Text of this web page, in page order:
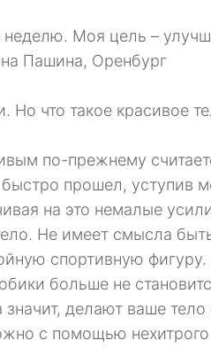
Моя цель –
Пашина, Оренбург
что такое красивое
по-прежнему
прошел, уступив
на это немалые
Не имеет смысла
спортивную
больше не
делают ваше
с помощью